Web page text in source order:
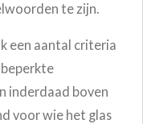
te zijn.
een aantal criteria
inderdaad boven
voor wie het glas